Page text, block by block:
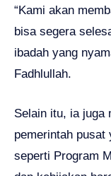
“Kami akan
bisa segera
ibadah yang
Fadhlullah.
Selain itu, ia juga
pemerintah pusat
seperti Program